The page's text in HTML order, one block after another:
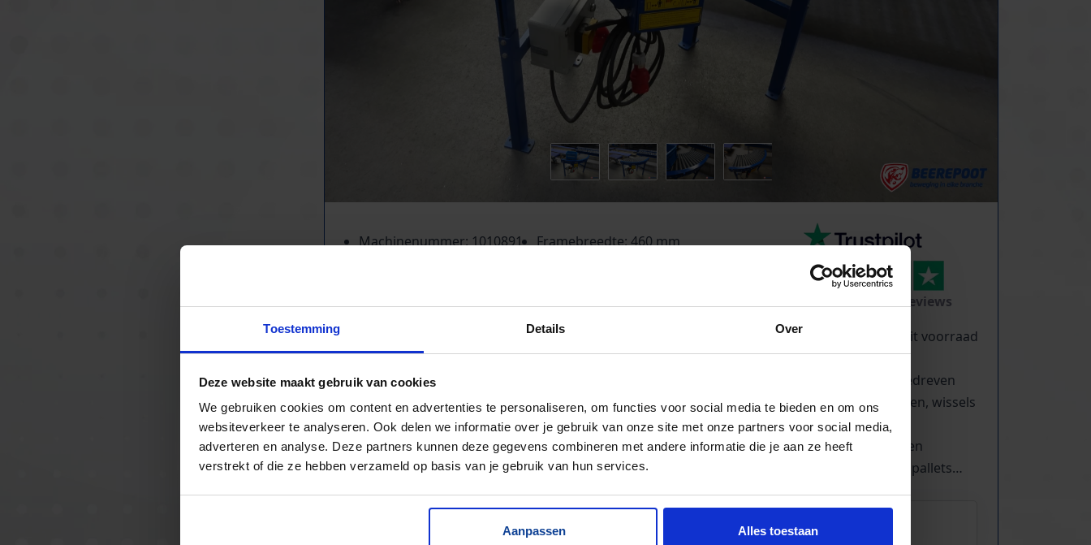
Toestemming Details Over
Deze website maakt gebruik van cookies
We gebruiken cookies om content en advertenties te personaliseren, om functies voor social media te bieden en om ons
websiteverkeer te analyseren. Ook delen we informatie over je gebruik van onze site met onze partners voor social media,
adverteren en analyse. Deze partners kunnen deze gegevens combineren met andere informatie die je aan ze heeft
verstrekt of die ze hebben verzameld op basis van je gebruik van hun services.
Aanpassen Alles toestaan
Machinenummer: 1010891
Framebreedte: 460 mm
reviews
Kilometers rollenbaan uit voorraad
leverbaar
Zwaartekracht en aangedreven
Bochten, harmonicabanen, wissels
Nieuw & gebruikt
Voor talloze toepassingen
Pakjes, doosjes, kratjes, pallets…